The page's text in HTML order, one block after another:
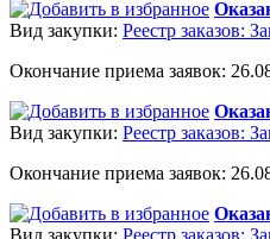
Вид закупки: Реестр заказов:
Окончание приема заявок:
Вид закупки: Реестр заказов:
Окончание приема заявок:
Вид закупки: Реестр заказов: